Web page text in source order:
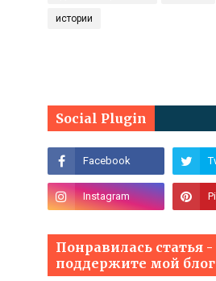
истории
Social Plugin
Понравилась статья -
поддержите мой блог